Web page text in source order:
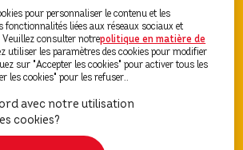
Chien
et Chiot
pour personnaliser le contenu et les
fonctionnalités liées aux réseaux sociaux et
consulter notrepolitique en matière de
tab)
utiliser les paramètres des cookies pour modifier
sur "Accepter les cookies" pour activer tous les
les cookies" pour les refuser..